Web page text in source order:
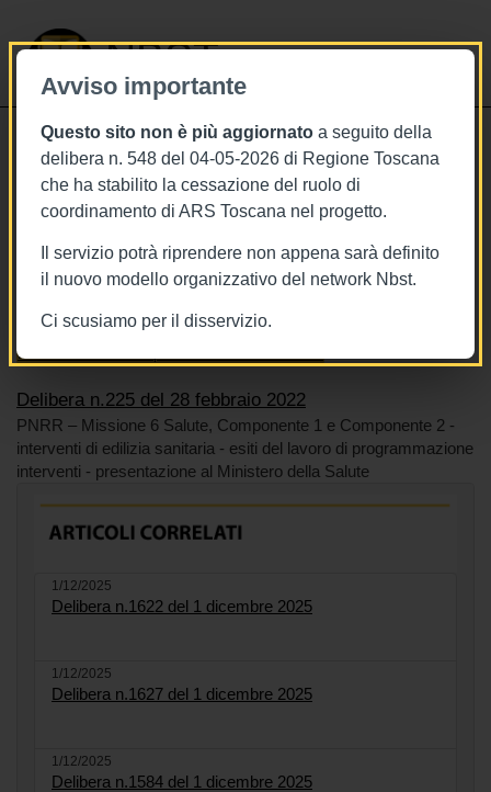
Avviso importante
Questo sito non è più aggiornato a seguito della
delibera n. 548 del 04-05-2026 di Regione Toscana
che ha stabilito la cessazione del ruolo di
coordinamento di ARS Toscana nel progetto.
Il servizio potrà riprendere non appena sarà definito
il nuovo modello organizzativo del network Nbst.
Ci scusiamo per il disservizio.
NBST
28/2/2022
Delibera n.225 del 28 febbraio 2022
Tags Toscana
BURT Bollettino della regione toscana
Piano Nazionale di Ripresa e Resilienza - PNRR
Delibera n.225 del 28 febbraio 2022
PNRR – Missione 6 Salute, Componente 1 e Componente 2 -
interventi di edilizia sanitaria - esiti del lavoro di programmazione
interventi - presentazione al Ministero della Salute
1/12/2025
Delibera n.1622 del 1 dicembre 2025
1/12/2025
Delibera n.1627 del 1 dicembre 2025
1/12/2025
Delibera n.1584 del 1 dicembre 2025